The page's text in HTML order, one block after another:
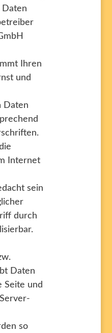
Daten
Ihren
und
Daten
Internet
sein
durch
Daten
Seite und
so